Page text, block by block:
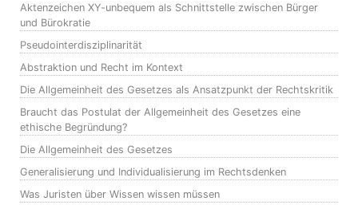
Aktenzeichen XY-unbequem als Schnittstelle zwischen Bürger
und Bürokratie
Pseudointerdisziplinarität
Abstraktion und Recht im Kontext
Die Allgemeinheit des Gesetzes als Ansatzpunkt der Rechtskritik
Braucht das Postulat der Allgemeinheit des Gesetzes eine
ethische Begründung?
Die Allgemeinheit des Gesetzes
Generalisierung und Individualisierung im Rechtsdenken
Was Juristen über Wissen wissen müssen